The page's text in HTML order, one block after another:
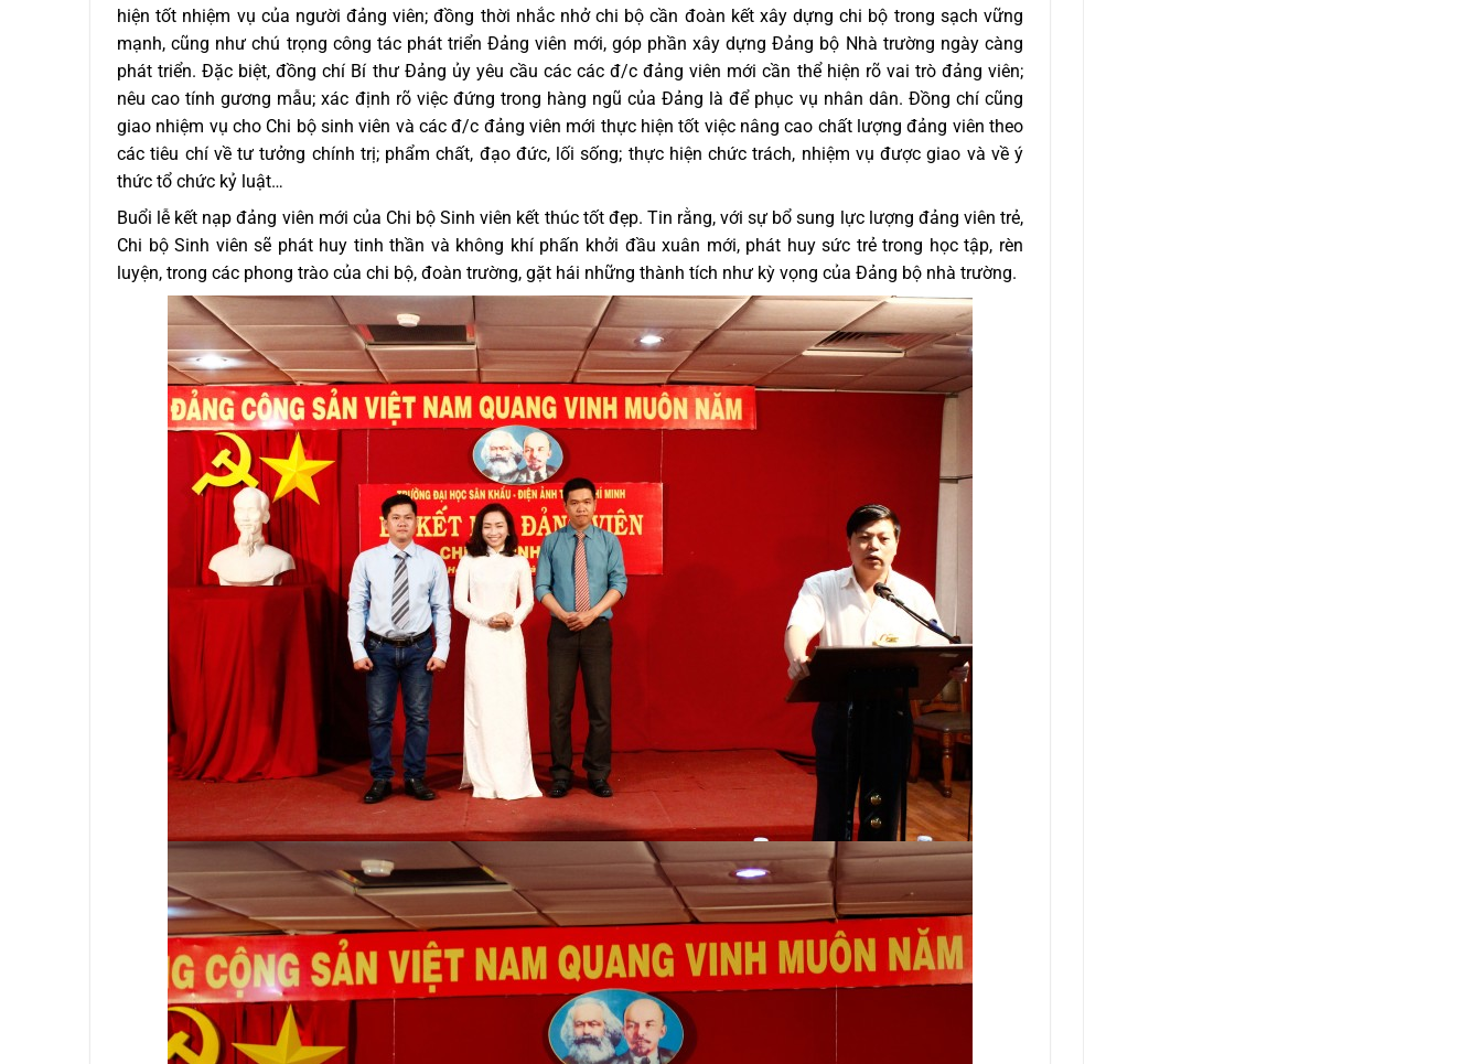
hiện tốt nhiệm vụ của người đảng viên; đồng thời nhắc nhở chi bộ cần đoàn kết xây dựng chi bộ trong sạch vững
mạnh, cũng như chú trọng công tác phát triển Đảng viên mới, góp phần xây dựng Đảng bộ Nhà trường ngày càng
phát triển. Đặc biệt, đồng chí Bí thư Đảng ủy yêu cầu các các đ/c đảng viên mới cần thể hiện rõ vai trò đảng viên;
nêu cao tính gương mẫu; xác định rõ việc đứng trong hàng ngũ của Đảng là để phục vụ nhân dân. Đồng chí cũng
giao nhiệm vụ cho Chi bộ sinh viên và các đ/c đảng viên mới thực hiện tốt việc nâng cao chất lượng đảng viên theo
các tiêu chí về tư tưởng chính trị; phẩm chất, đạo đức, lối sống; thực hiện chức trách, nhiệm vụ được giao và về ý
thức tổ chức kỷ luật…
Buổi lễ kết nạp đảng viên mới của Chi bộ Sinh viên kết thúc tốt đẹp. Tin rằng, với sự bổ sung lực lượng đảng viên trẻ,
Chi bộ Sinh viên sẽ phát huy tinh thần và không khí phấn khởi đầu xuân mới, phát huy sức trẻ trong học tập, rèn
luyện, trong các phong trào của chi bộ, đoàn trường, gặt hái những thành tích như kỳ vọng của Đảng bộ nhà trường.